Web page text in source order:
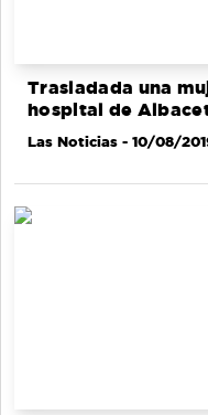
Trasladada una
hospital de
Las Noticias - 10/08/